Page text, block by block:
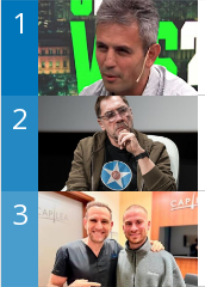
1
2
3